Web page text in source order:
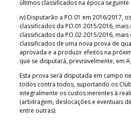
últimos classificados na época seguinte
iv) Disputarão a PO.01 em 2016/2017,
classificados da PO.01 2015/2016,
classificados da PO.02 2015/2016,
classificados de uma nova prova de
aprovada e a produzir efeitos na
que se disputará, previsivelmente, em
Esta prova será disputada em campo
todos contra todos, suportando os
integralmente os custos inerentes à
(arbitragem, deslocações e eventuais
entre outras).